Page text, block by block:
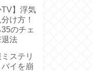
TV】浮気
け方！
のチェ
退法
ステリ
イを崩